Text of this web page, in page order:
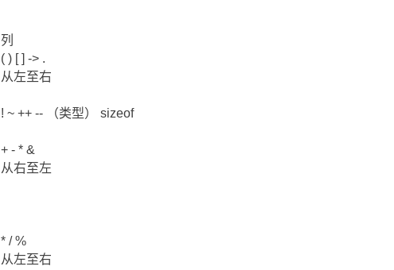
列
( ) [ ] -> .
从左至右
! ~ ++ -- （类型） sizeof
+ - * &
从右至左
* / %
从左至右